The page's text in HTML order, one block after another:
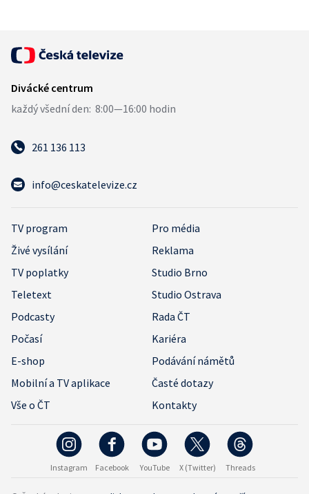
261 136 113
info@ceskatelevize.cz
TV program
Pro média
Živé vysílání
Reklama
TV poplatky
Studio Brno
Teletext
Studio Ostrava
Podcasty
Rada ČT
Počasí
Kariéra
E-shop
Podávání námětů
Mobilní a TV aplikace
Časté dotazy
Vše o ČT
Kontakty
Instagram Facebook YouTube X (Twitter) Threads